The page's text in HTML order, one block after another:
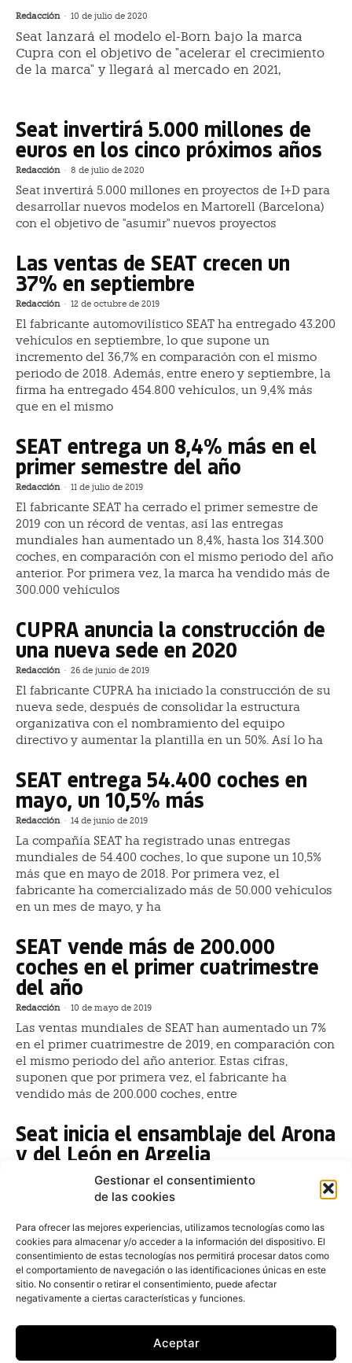
Gestionar el consentimiento
de las cookies
Para ofrecer las mejores experiencias, utilizamos tecnologías como las
cookies para almacenar y/o acceder a la información del dispositivo. El
consentimiento de estas tecnologías nos permitirá procesar datos como
el comportamiento de navegación o las identificaciones únicas en este
sitio. No consentir o retirar el consentimiento, puede afectar
negativamente a ciertas características y funciones.
Aceptar
Redacción - 10 de julio de 2020
Seat lanzará el modelo el-Born bajo la marca
Cupra con el objetivo de "acelerar el crecimiento
de la marca" y llegará al mercado en 2021,
Seat invertirá 5.000 millones de
euros en los cinco próximos años
Redacción - 8 de julio de 2020
Seat invertirá 5.000 millones en proyectos de I+D para
desarrollar nuevos modelos en Martorell (Barcelona)
con el objetivo de "asumir" nuevos proyectos
Las ventas de SEAT crecen un
37% en septiembre
Redacción - 12 de octubre de 2019
El fabricante automovilístico SEAT ha entregado 43.200
vehículos en septiembre, lo que supone un
incremento del 36,7% en comparación con el mismo
periodo de 2018. Además, entre enero y septiembre, la
firma ha entregado 454.800 vehículos, un 9,4% más
que en el mismo
SEAT entrega un 8,4% más en el
primer semestre del año
Redacción - 11 de julio de 2019
El fabricante SEAT ha cerrado el primer semestre de
2019 con un récord de ventas, así las entregas
mundiales han aumentado un 8,4%, hasta los 314.300
coches, en comparación con el mismo periodo del año
anterior. Por primera vez, la marca ha vendido más de
300.000 vehículos
CUPRA anuncia la construcción de
una nueva sede en 2020
Redacción - 26 de junio de 2019
El fabricante CUPRA ha iniciado la construcción de su
nueva sede, después de consolidar la estructura
organizativa con el nombramiento del equipo
directivo y aumentar la plantilla en un 50%. Así lo ha
SEAT entrega 54.400 coches en
mayo, un 10,5% más
Redacción - 14 de junio de 2019
La compañía SEAT ha registrado unas entregas
mundiales de 54.400 coches, lo que supone un 10,5%
más que en mayo de 2018. Por primera vez, el
fabricante ha comercializado más de 50.000 vehículos
en un mes de mayo, y ha
SEAT vende más de 200.000
coches en el primer cuatrimestre
del año
Redacción - 10 de mayo de 2019
Las ventas mundiales de SEAT han aumentado un 7%
en el primer cuatrimestre de 2019, en comparación con
el mismo periodo del año anterior. Estas cifras,
suponen que por primera vez, el fabricante ha
vendido más de 200.000 coches, entre
Seat inicia el ensamblaje del Arona
y del León en Argelia
18 de agosto de 2018
El fabricante Seat sigue creciendo fuera de Europa con
del Grupo Volkswagen y de SOVAC, el importador del
Grupo en Argelia, en la ciudad de Relizane
Las ventas de Seat crecen un
13,7% en el primer semestre del
año